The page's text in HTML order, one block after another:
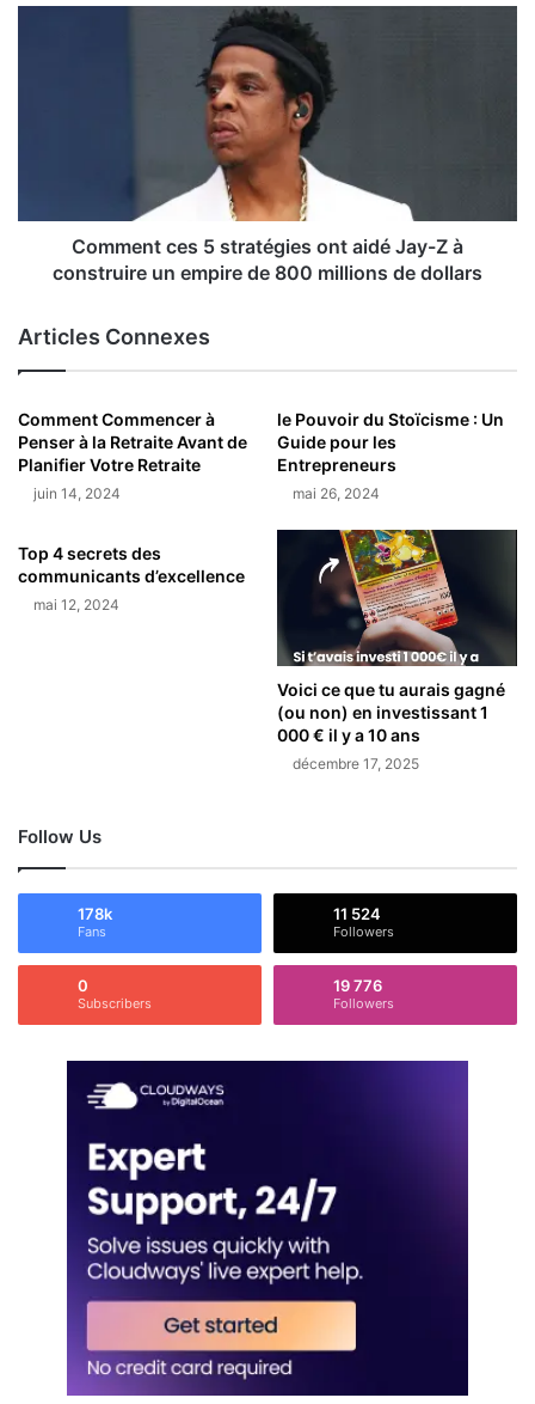
Comment ces 5 stratégies ont aidé Jay-Z à
construire un empire de 800 millions de dollars
Articles Connexes
Comment Commencer à
Penser à la Retraite Avant de
Planifier Votre Retraite
juin 14, 2024
le Pouvoir du Stoïcisme : Un
Guide pour les
Entrepreneurs
mai 26, 2024
Top 4 secrets des
communicants d’excellence
mai 12, 2024
Voici ce que tu aurais gagné
(ou non) en investissant 1
000 € il y a 10 ans
décembre 17, 2025
Follow Us
178k
Fans
11 524
Followers
0
Subscribers
19 776
Followers